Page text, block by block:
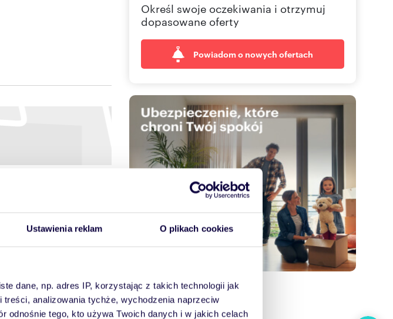
Ustawienia reklam O plikach cookies
dane, np. adres IP, korzystając z takich technologii jak
analizowania tychże, wychodzenia naprzeciw
odnośnie tego, kto używa Twoich danych i w jakich celach
Określ swoje oczekiwania i otrzymuj
dopasowane oferty
Powiadom o nowych ofertach